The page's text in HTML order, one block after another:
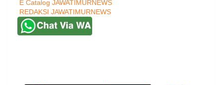
E Catalog JAWATIMURNEWS
REDAKSI JAWATIMURNEWS